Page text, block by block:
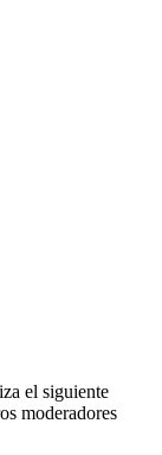
el siguiente
moderadores